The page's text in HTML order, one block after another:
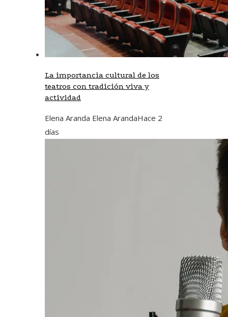
La importancia cultural de los
teatros con tradición viva y
actividad
Elena Aranda Elena ArandaHace 2
días